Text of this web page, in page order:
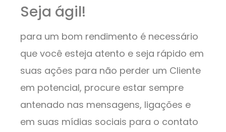
Seja ágil!
para um bom rendimento é necessário
que você esteja atento e seja rápido em
suas ações para não perder um Cliente
em potencial, procure estar sempre
antenado nas mensagens, ligações e
em suas mídias sociais para o contato